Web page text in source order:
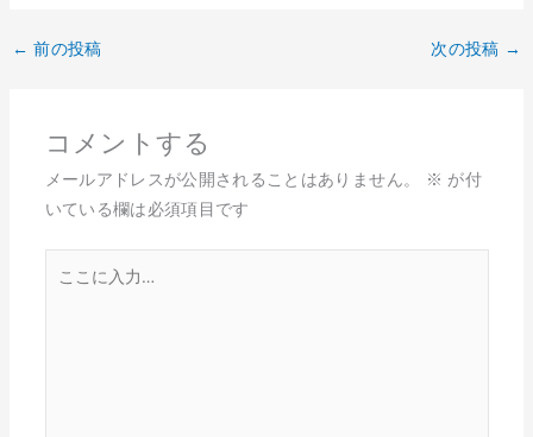
← 前の投稿 次の投稿 →
コメントする
メールアドレスが公開されることはありません。 ※ が付
いている欄は必須項目です